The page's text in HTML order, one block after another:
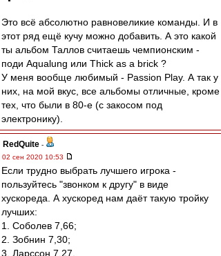
Это всё абсолютно равновеликие команды. И в
этот ряд ещё кучу можно добавить. А это какой
ты альбом Таллов считаешь чемпионским -
поди Aqualung или Thick as a brick ?
У меня вообще любимый - Passion Play. А так у
них, на мой вкус, все альбомы отличные, кроме
тех, что были в 80-е (с закосом под
электронику).
RedQuite -
02 сен 2020 10:53
Если трудно выбрать лучшего игрока -
пользуйтесь "звонком к другу" в виде
хускореда. А хускоред нам даёт такую тройку
лучших:
1. Соболев 7,66;
2. Зобнин 7,30;
3. Ларссон 7,27.